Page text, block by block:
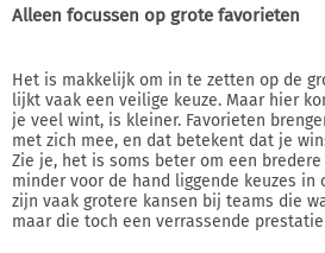
Alleen focussen op grote favorieten
Het is makkelijk om in te zetten op de
lijkt vaak een veilige keuze. Maar hier
je veel wint, is kleiner. Favorieten
met zich mee, en dat betekent dat je
Zie je, het is soms beter om een
minder voor de hand liggende keuzes in
zijn vaak grotere kansen bij teams die
maar die toch een verrassende